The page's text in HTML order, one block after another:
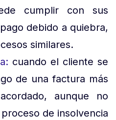
cumplir con sus
debido a quiebra,
similares.
cuando el cliente se
de una factura más
aunque no
de insolvencia